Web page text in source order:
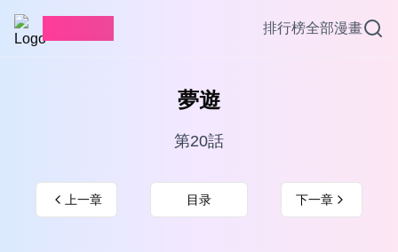
排行榜全部漫畫
夢遊
第20話
上一章 目录 下一章